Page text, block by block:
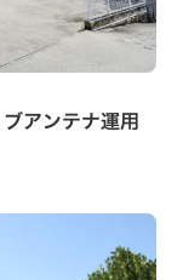
アンテナ運用